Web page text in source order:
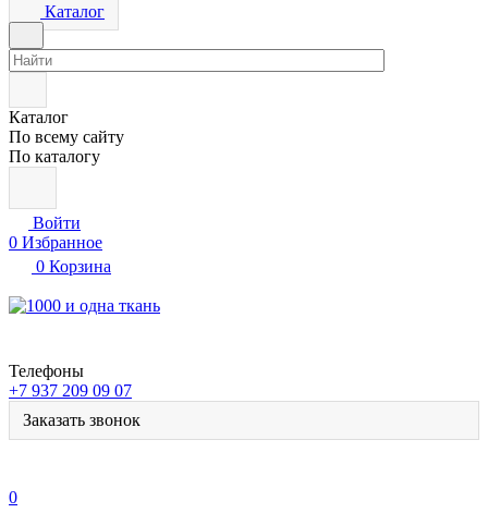
Каталог
Каталог
По всему сайту
По каталогу
Войти
0 Избранное
0 Корзина
Телефоны
+7 937 209 09 07
Заказать звонок
0